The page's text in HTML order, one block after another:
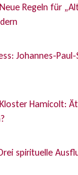
Regeln für
Johannes-
Hamicolt:
spirituelle